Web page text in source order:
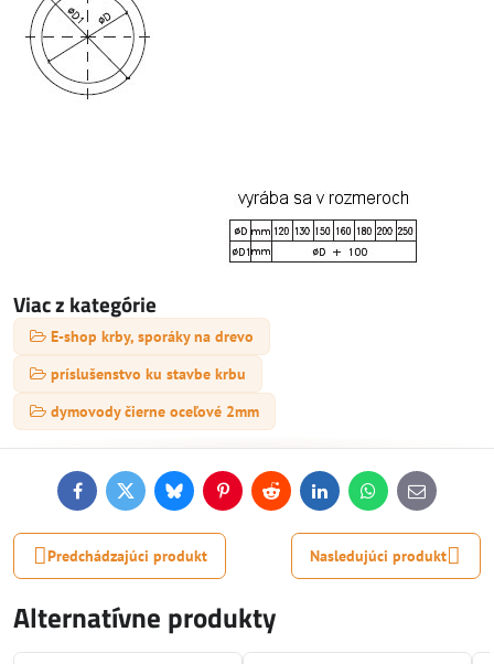
Viac z kategórie
E-shop krby, sporáky na drevo
príslušenstvo ku stavbe krbu
dymovody čierne oceľové 2mm
FacebookTwitterBlueskyPinterestReddit LinkedInWhatsApp
E-
mail
Predchádzajúci produkt Nasledujúci produkt
Alternatívne produkty